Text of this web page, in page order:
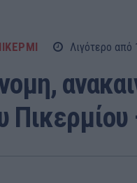
Λιγότερο από 1
Πικερμίου